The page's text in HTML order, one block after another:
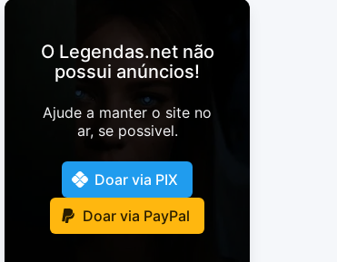
O Legendas.net não
possui anúncios!
Ajude a manter o site no
ar, se possivel.
Doar via PIX
Doar via PayPal